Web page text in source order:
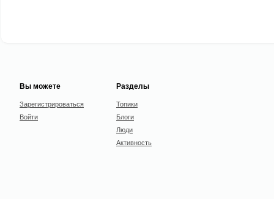
Вы можете
Зарегистрироваться
Войти
Разделы
Топики
Блоги
Люди
Активность